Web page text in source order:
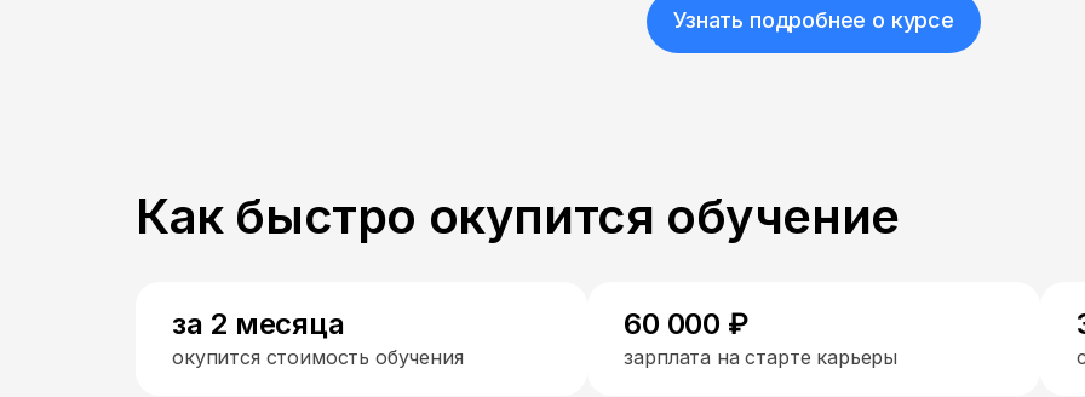
Узнать подробнее о курсе
Как быстро окупится обучение
за 2 месяца
окупится стоимость обучения
60 000 ₽
зарплата на старте карьеры